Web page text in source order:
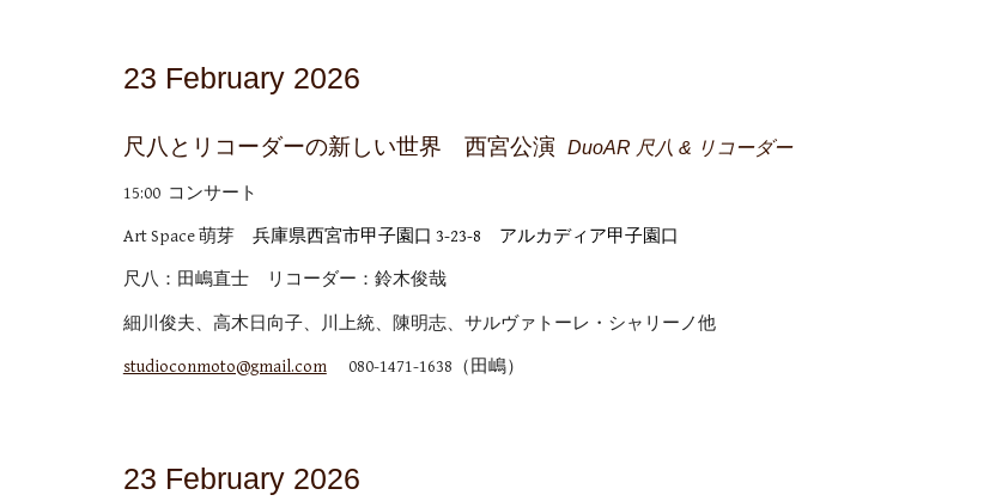
23 February 2026
尺八とリコーダーの新しい世界 西宮公演 DuoAR 尺八 & リコーダー
15:00 コンサート
Art Space 萌芽 兵庫県西宮市甲子園口 3-23-8 アルカディア甲子園口
尺八：田嶋直士 リコーダー：鈴木俊哉
細川俊夫、高木日向子、川上統、 陳明志、 サルヴァトーレ・シャリーノ他
studioconmoto@gmail.com080-1471-1638（田嶋）
23 February 2026